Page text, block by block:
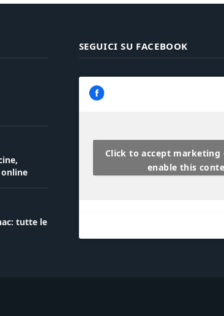
tutte le
SEGUICI SU FACEBOOK
Click to accept marketing
enable this